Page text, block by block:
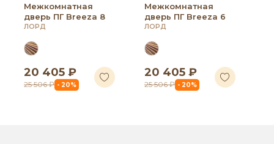
Межкомнатная
дверь ПГ Breeza 8
ЛОРД
20 405 ₽
25 506 ₽ - 20%
Межкомнатная
дверь ПГ Breeza 6
ЛОРД
20 405 ₽
25 506 ₽ - 20%